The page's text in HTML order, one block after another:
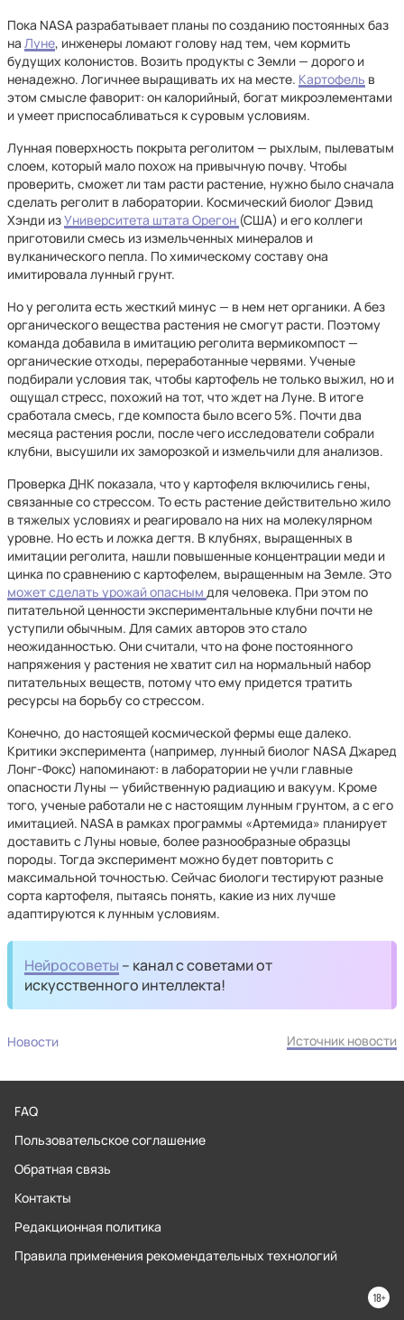
Пока NASA разрабатывает планы по созданию постоянных баз
на Луне, инженеры ломают голову над тем, чем кормить
будущих колонистов. Возить продукты с Земли — дорого и
ненадежно. Логичнее выращивать их на месте. Картофель в
этом смысле фаворит: он калорийный, богат микроэлементами
и умеет приспосабливаться к суровым условиям.
Лунная поверхность покрыта реголитом — рыхлым, пылеватым
слоем, который мало похож на привычную почву. Чтобы
проверить, сможет ли там расти растение, нужно было сначала
сделать реголит в лаборатории. Космический биолог Дэвид
Хэнди изУниверситета штата Орегон (США) и его коллеги
приготовили смесь из измельченных минералов и
вулканического пепла. По химическому составу она
имитировала лунный грунт.
Но у реголита есть жесткий минус — в нем нет органики. А без
органического вещества растения не смогут расти. Поэтому
команда добавила в имитацию реголита вермикомпост —
органические отходы, переработанные червями. Ученые
подбирали условия так, чтобы картофель не только выжил, но и
ощущал стресс, похожий на тот, что ждет на Луне. В итоге
сработала смесь, где компоста было всего 5%. Почти два
месяца растения росли, после чего исследователи собрали
клубни, высушили их заморозкой и измельчили для анализов.
Проверка ДНК показала, что у картофеля включились гены,
связанные со стрессом. То есть растение действительно жило
в тяжелых условиях и реагировало на них на молекулярном
уровне. Но есть и ложка дегтя. В клубнях, выращенных в
имитации реголита, нашли повышенные концентрации меди и
цинка по сравнению с картофелем, выращенным на Земле. Это
может сделать урожай опасным для человека. При этом по
питательной ценности экспериментальные клубни почти не
уступили обычным. Для самих авторов это стало
неожиданностью. Они считали, что на фоне постоянного
напряжения у растения не хватит сил на нормальный набор
питательных веществ, потому что ему придется тратить
ресурсы на борьбу со стрессом.
Конечно, до настоящей космической фермы еще далеко.
Критики эксперимента (например, лунный биолог NASA Джаред
Лонг-Фокс) напоминают: в лаборатории не учли главные
опасности Луны — убийственную радиацию и вакуум. Кроме
того, ученые работали не с настоящим лунным грунтом, а с его
имитацией. NASA в рамках программы «Артемида» планирует
доставить с Луны новые, более разнообразные образцы
породы. Тогда эксперимент можно будет повторить с
максимальной точностью. Сейчас биологи тестируют разные
сорта картофеля, пытаясь понять, какие из них лучше
адаптируются к лунным условиям.
Нейросоветы – канал с советами от
искусственного интеллекта!
Новости Источник новости
FAQ
Пользовательское соглашение
Обратная связь
Контакты
Редакционная политика
Правила применения рекомендательных технологий